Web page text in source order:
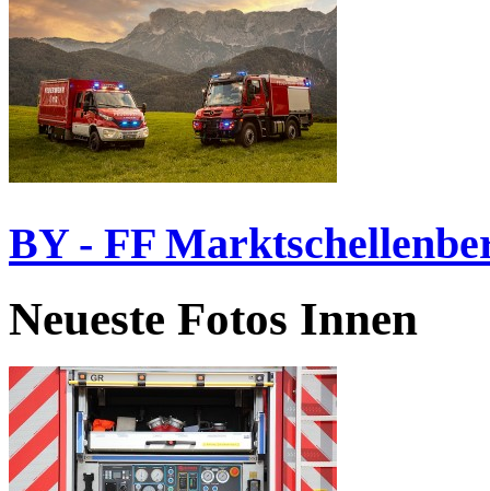
BY - FF
Neueste Fotos Innen